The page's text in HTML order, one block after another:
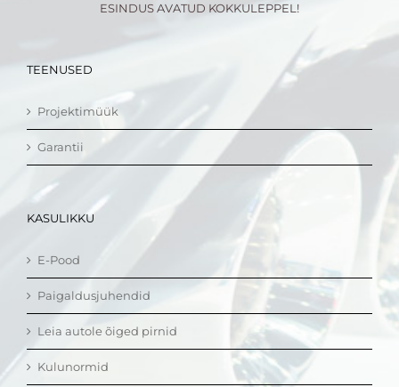
ESINDUS AVATUD KOKKULEPPEL!
TEENUSED
Projektimüük
Garantii
KASULIKKU
E-Pood
Paigaldusjuhendid
Leia autole õiged pirnid
Kulunormid